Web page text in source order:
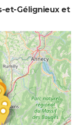
et-Gélignieux et